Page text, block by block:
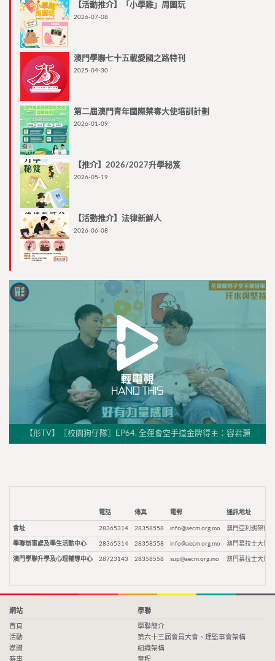
【活動推介】「小學雞」周圍玩
2026-07-08
澳門學聯七十五載愛國之路特刊
2025-04-30
第二屆澳門青年國際禁毒大使培訓計劃
2026-01-09
【推介】2026/2027升學秘笈
2026-05-19
【活動推介】法律新鮮人
2026-06-08
【形TV】〖校園狗仔隊〗EP64. 全運會空手道金牌得主：容君灝
電話 傳真 電郵 通訊地址
會址 28365314 28358558 info@aecm.org.mo 澳門亞利鴉架街9
學聯辦事處及學生活動中心 28365314 28358558 info@aecm.org.mo 澳門慕拉士大馬
澳門學聯升學及心理輔導中心 28723143 28358558 sup@aecm.org.mo 澳門慕拉士大馬
網站
首頁
活動
媒體
學聯
學聯簡介
第六十三屆會員大會、理監事會架構
組織架構